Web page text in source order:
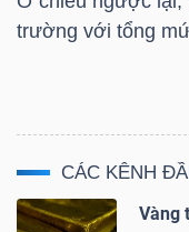
trường với tổng
CÁC KÊNH
Vàng